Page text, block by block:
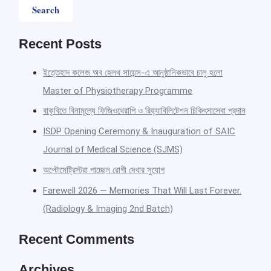
Recent Posts
ইত্তেহাদ কলেজ অব হেলথ সায়েন্স-এ আনুষ্ঠানিকভাবে চালু হলো
Master of Physiotherapy Programme
বাকৃবিতে বিনামূল্যে ফিজিওথেরাপি ও রিহ্যাবিলিটেশন চিকিৎসাসেবা প্রদান
ISDP Opening Ceremony & Inauguration of SAIC
Journal of Medical Science (SJMS)
অপ্টোমেট্রিস্টরা পাচ্ছেন রোগী দেখার সুযোগ
Farewell 2026 — Memories That Will Last Forever.
(Radiology & Imaging 2nd Batch)
Recent Comments